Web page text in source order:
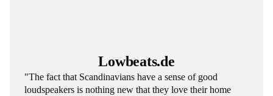
Lowbeats.de
"The fact that Scandinavians have a sense of good
loudspeakers is nothing new that they love their home